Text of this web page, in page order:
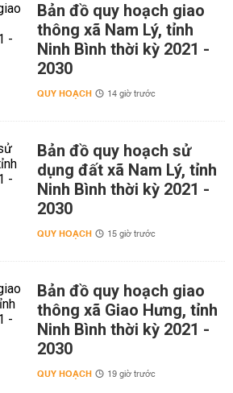
Bản đồ quy hoạch giao
thông xã Nam Lý, tỉnh
Ninh Bình thời kỳ 2021 -
2030
QUY HOẠCH 14 giờ trước
Bản đồ quy hoạch sử
dụng đất xã Nam Lý, tỉnh
Ninh Bình thời kỳ 2021 -
2030
QUY HOẠCH 15 giờ trước
Bản đồ quy hoạch giao
thông xã Giao Hưng, tỉnh
Ninh Bình thời kỳ 2021 -
2030
QUY HOẠCH 19 giờ trước